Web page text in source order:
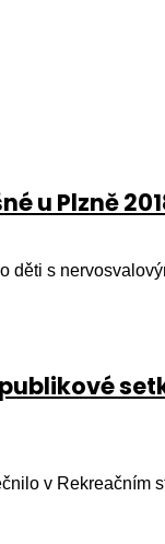
u Plzně
děti s
v Rekreačním